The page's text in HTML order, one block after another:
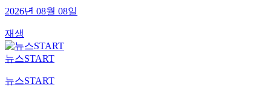
2026년 08월 08일
재생
뉴스START
뉴스START